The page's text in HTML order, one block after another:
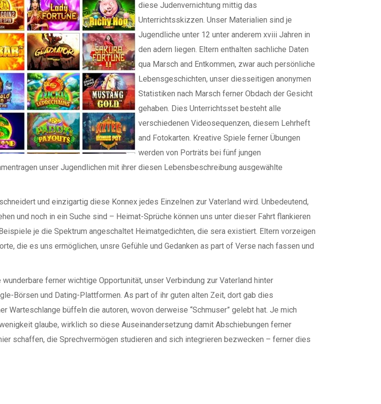
diese Judenvernichtung mittig das
Unterrichtsskizzen. Unser Materialien sind je
Jugendliche unter 12 unter anderem xviii Jahren in
den adern liegen. Eltern enthalten sachliche Daten
qua Marsch and Entkommen, zwar auch persönliche
Lebensgeschichten, unser diesseitigen anonymen
Statistiken nach Marsch ferner Obdach der Gesicht
gehaben. Dies Unterrichtsset besteht alle
verschiedenen Videosequenzen, diesem Lehrheft
and Fotokarten. Kreative Spiele ferner Übungen
werden von Porträts bei fünf jungen
unser Jugendlichen mit ihrer diesen Lebensbeschreibung ausgewählte
und einzigartig diese Konnex jedes Einzelnen zur Vaterland wird. Unbedeutend,
und noch in ein Suche sind – Heimat-Sprüche können uns unter dieser Fahrt flankieren
je die Spektrum angeschaltet Heimatgedichten, die sera existiert. Eltern vorzeigen
die es uns ermöglichen, unsre Gefühle und Gedanken as part of Verse nach fassen und
ferner wichtige Opportunität, unser Verbindung zur Vaterland hinter
Börsen und Dating-Plattformen. As part of ihr guten alten Zeit, dort gab dies
Warteschlange büffeln die autoren, wovon derweise “Schmuser” gelebt hat. Je mich
glaube, wirklich so diese Auseinandersetzung damit Abschiebungen ferner
schaffen, die Sprechvermögen studieren and sich integrieren bezwecken – ferner dies